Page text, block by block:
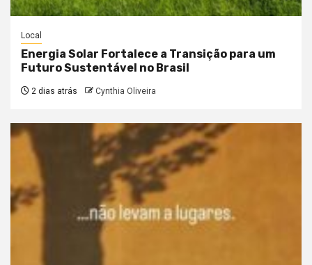
Local
Energia Solar Fortalece a Transição para um
Futuro Sustentável no Brasil
2 dias atrás Cynthia Oliveira